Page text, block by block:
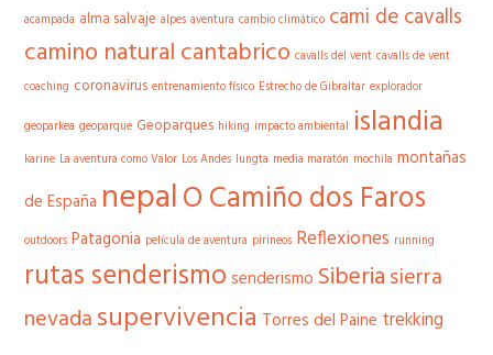
acampada alma salvaje alpes aventura cambio climático cami de cavalls
camino natural cantabrico cavalls del vent cavalls de vent
coaching coronavirus entrenamiento físico Estrecho de Gibraltar explorador
geoparkea geoparque Geoparques hiking impacto ambiental islandia
karine La aventura como Valor Los Andes lungta media maratón mochila montañas
de España nepalO Camiño dos Faros
outdoors Patagonia película de aventura pirineos Reflexiones running
rutas senderismo senderismo Siberiasierra
nevadasupervivencia Torres del Paine trekking